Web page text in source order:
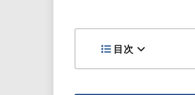
目次